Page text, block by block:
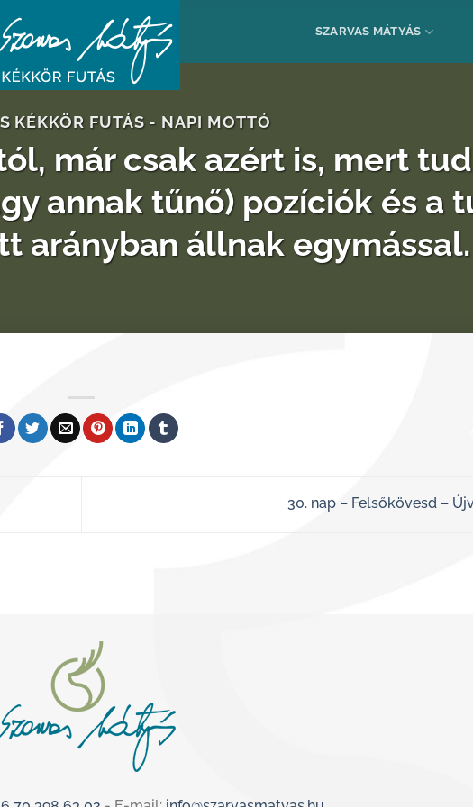
SZARVAS MÁTYÁS
KÉKKÖR FUTÁS - NAPI MOTTÓ
már csak azért is, mert
annak tűnő) pozíciók és a
arányban állnak egymással.
30. nap – Felsőkövesd –